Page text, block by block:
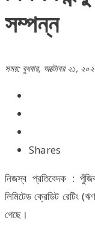
সম্পন্ন
সময়: বুধবার, অক্টোবর ২১,
Shares
নিজস্ব প্রতিবেদক :
লিমিটেড ক্রেডিট রেটিং
গেছে।